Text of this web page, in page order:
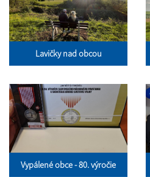
Lavičky nad obcou
Vypálené obce - 80. výročie